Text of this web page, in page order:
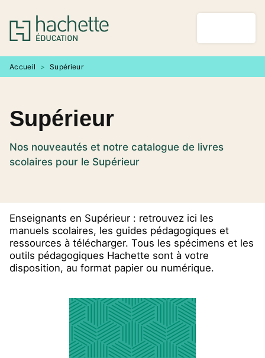
MENU RECHERCHE
PIED DE PAGE
Accueil > Supérieur
Supérieur
Nos nouveautés et notre catalogue de livres
scolaires pour le Supérieur
Enseignants en Supérieur : retrouvez ici les
manuels scolaires, les guides pédagogiques et
ressources à télécharger. Tous les spécimens et les
outils pédagogiques Hachette sont à votre
disposition, au format papier ou numérique.